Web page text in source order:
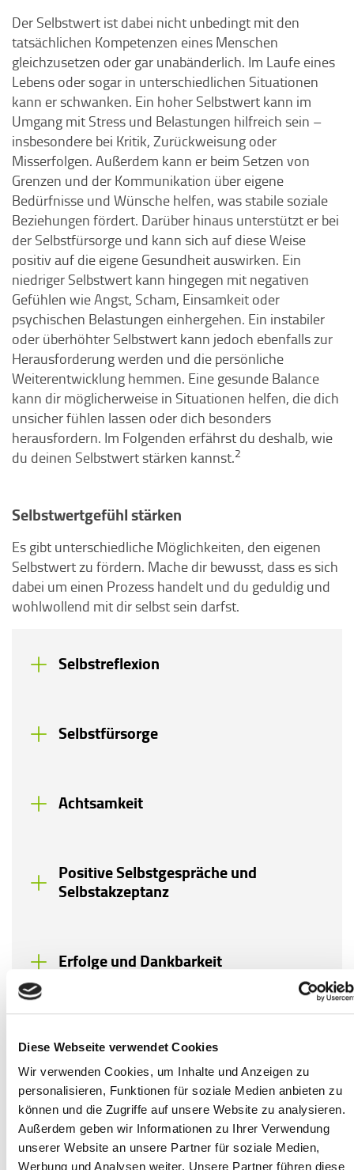
Diese Webseite verwendet Cookies
Wir verwenden Cookies, um Inhalte und Anzeigen zu
personalisieren, Funktionen für soziale Medien anbieten zu
können und die Zugriffe auf unsere Website zu analysieren.
Außerdem geben wir Informationen zu Ihrer Verwendung
unserer Website an unsere Partner für soziale Medien,
Werbung und Analysen weiter. Unsere Partner führen diese
Der Selbstwert ist dabei nicht unbedingt mit den
tatsächlichen Kompetenzen eines Menschen
gleichzusetzen oder gar unabänderlich. Im Laufe eines
Lebens oder sogar in unterschiedlichen Situationen
kann er schwanken. Ein hoher Selbstwert kann im
Umgang mit Stress und Belastungen hilfreich sein –
insbesondere bei Kritik, Zurückweisung oder
Misserfolgen. Außerdem kann er beim Setzen von
Grenzen und der Kommunikation über eigene
Bedürfnisse und Wünsche helfen, was stabile soziale
Beziehungen fördert. Darüber hinaus unterstützt er bei
der Selbstfürsorge und kann sich auf diese Weise
positiv auf die eigene Gesundheit auswirken. Ein
niedriger Selbstwert kann hingegen mit negativen
Gefühlen wie Angst, Scham, Einsamkeit oder
psychischen Belastungen einhergehen. Ein instabiler
oder überhöhter Selbstwert kann jedoch ebenfalls zur
Herausforderung werden und die persönliche
Weiterentwicklung hemmen. Eine gesunde Balance
kann dir möglicherweise in Situationen helfen, die dich
unsicher fühlen lassen oder dich besonders
herausfordern. Im Folgenden erfährst du deshalb, wie
du deinen Selbstwert stärken kannst.2
Selbstwertgefühl stärken
Es gibt unterschiedliche Möglichkeiten, den eigenen
Selbstwert zu fördern. Mache dir bewusst, dass es sich
dabei um einen Prozess handelt und du geduldig und
wohlwollend mit dir selbst sein darfst.
Selbstreflexion
Selbstfürsorge
Achtsamkeit
Positive Selbstgespräche und
Selbstakzeptanz
Erfolge und Dankbarkeit
groß und abstrakt und kann auch einschüchternd
wirken. Vielleicht weißt du nicht so recht, wie du
anfangen und Veränderungen erreichen soll. Aber diese
Tipps zeigen, dass auch kleine Dinge viel bewirken
können, wenn sie über eine längere Zeit praktiziert
werden. Vielleicht können dir dabei auch kleine Rituale